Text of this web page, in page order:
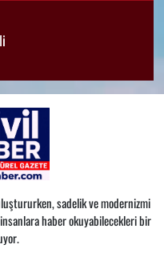
sadelik ve modernizmi
haber okuyabilecekleri bir